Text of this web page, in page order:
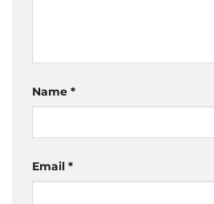
Name *
Email *